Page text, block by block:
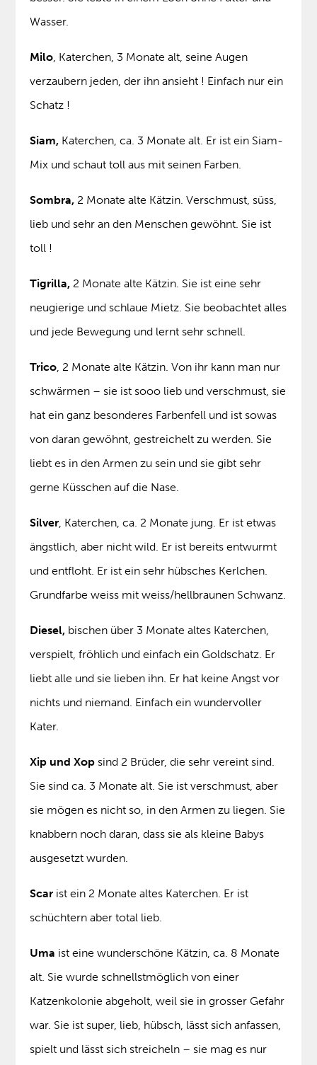
Wasser.
Milo, Katerchen, 3 Monate alt, seine Augen
verzaubern jeden, der ihn ansieht ! Einfach nur ein
Schatz !
Siam, Katerchen, ca. 3 Monate alt. Er ist ein Siam-
Mix und schaut toll aus mit seinen Farben.
Sombra, 2 Monate alte Kätzin. Verschmust, süss,
lieb und sehr an den Menschen gewöhnt. Sie ist
toll !
Tigrilla, 2 Monate alte Kätzin. Sie ist eine sehr
neugierige und schlaue Mietz. Sie beobachtet alles
und jede Bewegung und lernt sehr schnell.
Trico, 2 Monate alte Kätzin. Von ihr kann man nur
schwärmen – sie ist sooo lieb und verschmust, sie
hat ein ganz besonderes Farbenfell und ist sowas
von daran gewöhnt, gestreichelt zu werden. Sie
liebt es in den Armen zu sein und sie gibt sehr
gerne Küsschen auf die Nase.
Silver, Katerchen, ca. 2 Monate jung. Er ist etwas
ängstlich, aber nicht wild. Er ist bereits entwurmt
und entfloht. Er ist ein sehr hübsches Kerlchen.
Grundfarbe weiss mit weiss/hellbraunen Schwanz.
Diesel, bischen über 3 Monate altes Katerchen,
verspielt, fröhlich und einfach ein Goldschatz. Er
liebt alle und sie lieben ihn. Er hat keine Angst vor
nichts und niemand. Einfach ein wundervoller
Kater.
Xip und Xop sind 2 Brüder, die sehr vereint sind.
Sie sind ca. 3 Monate alt. Sie ist verschmust, aber
sie mögen es nicht so, in den Armen zu liegen. Sie
knabbern noch daran, dass sie als kleine Babys
ausgesetzt wurden.
Scar ist ein 2 Monate altes Katerchen. Er ist
schüchtern aber total lieb.
Uma ist eine wunderschöne Kätzin, ca. 8 Monate
alt. Sie wurde schnellstmöglich von einer
Katzenkolonie abgeholt, weil sie in grosser Gefahr
war. Sie ist super, lieb, hübsch, lässt sich anfassen,
spielt und lässt sich streicheln – sie mag es nur